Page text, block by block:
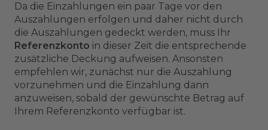
Da die Einzahlungen ein paar Tage vor den
Auszahlungen erfolgen und daher nicht durch
die Auszahlungen gedeckt werden, muss Ihr
Referenzkonto in dieser Zeit die entsprechende
zusätzliche Deckung aufweisen. Ansonsten
empfehlen wir, zunächst nur die Auszahlung
vorzunehmen und die Einzahlung dann
anzuweisen, sobald der gewünschte Betrag auf
Ihrem Referenzkonto verfügbar ist.